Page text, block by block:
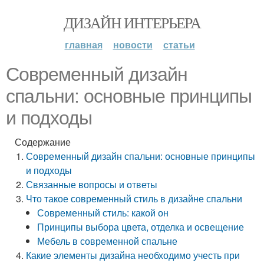
ДИЗАЙН ИНТЕРЬЕРА
главная новости статьи
Современный дизайн
спальни: основные принципы
и подходы
Содержание
Современный дизайн спальни: основные принципы
и подходы
Связанные вопросы и ответы
Что такое современный стиль в дизайне спальни
Современный стиль: какой он
Принципы выбора цвета, отделка и освещение
Мебель в современной спальне
Какие элементы дизайна необходимо учесть при